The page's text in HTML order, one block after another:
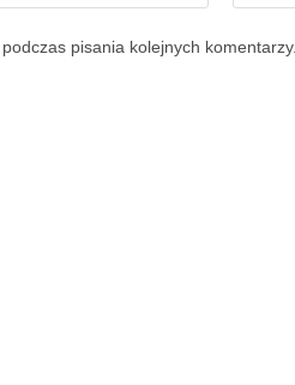
pisania kolejnych komentarzy.